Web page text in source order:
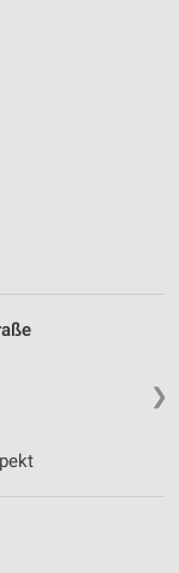
❯